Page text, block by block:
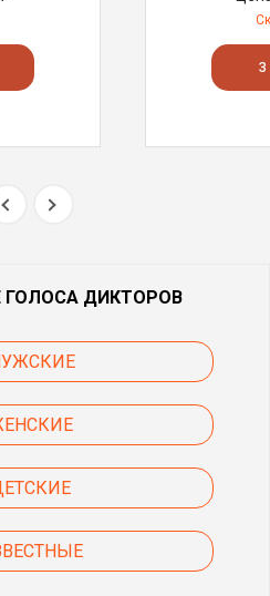
ГОЛОСА ДИКТОРОВ